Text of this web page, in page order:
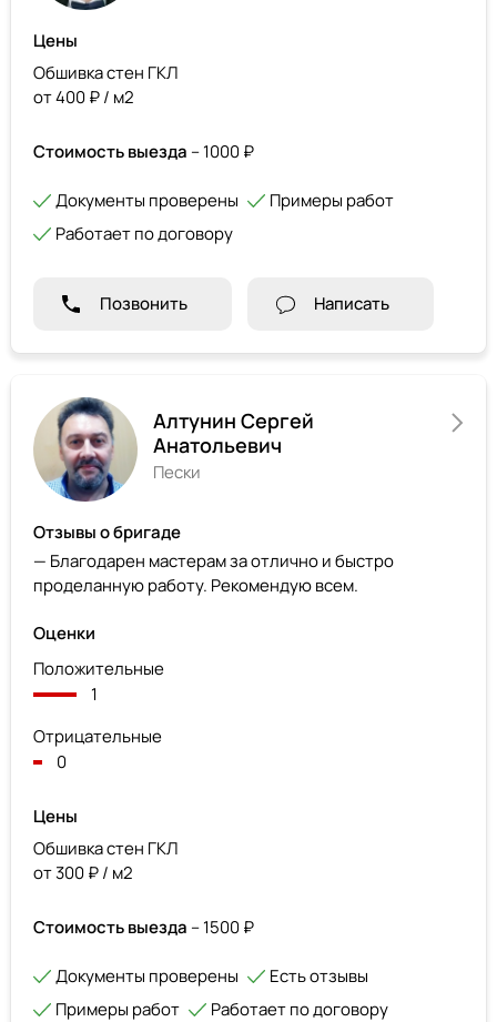
Цены
Обшивка стен ГКЛ
от 400 ₽ / м2
Стоимость выезда – 1000 ₽
Документы проверены
Примеры работ
Работает по договору
Позвонить Написать
Алтунин Сергей
Анатольевич
Пески
Отзывы о бригаде
— Благодарен мастерам за отлично и быстро
проделанную работу. Рекомендую всем.
Оценки
Положительные
1
Отрицательные
0
Цены
Обшивка стен ГКЛ
от 300 ₽ / м2
Стоимость выезда – 1500 ₽
Документы проверены
Есть отзывы
Примеры работ
Работает по договору